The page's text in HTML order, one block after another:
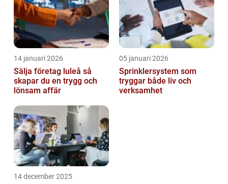
14 januari 2026
Sälja företag luleå så
skapar du en trygg och
lönsam affär
05 januari 2026
Sprinklersystem som
tryggar både liv och
verksamhet
14 december 2025